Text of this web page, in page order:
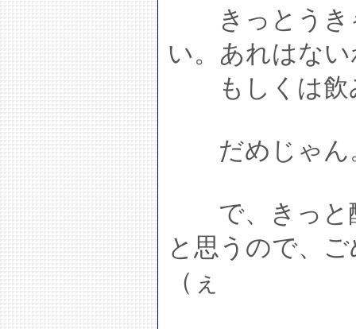
きっとうき
い。あれはな
もしくは飲
だめじゃん
で、きっと
と思うので、
（ぇ